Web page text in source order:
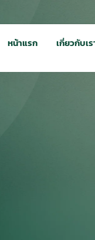
หน้าแรก เกี่ยวกับเร